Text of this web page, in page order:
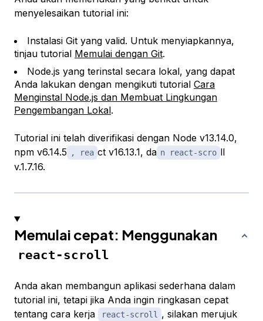
menyelesaikan tutorial ini:
Instalasi Git yang valid. Untuk menyiapkannya,
tinjau tutorial Memulai dengan Git.
Node.js yang terinstal secara lokal, yang dapat
Anda lakukan dengan mengikuti tutorial Cara
Menginstal Node.js dan Membuat Lingkungan
Pengembangan Lokal.
Tutorial ini telah diverifikasi dengan Node v13.14.0,
npm v6.14.5
, rea ct v16.13.1, da n react-scro ll
v.1.7.16.
Memulai cepat: Menggunakan
react-scroll
Anda akan membangun aplikasi sederhana dalam
tutorial ini, tetapi jika Anda ingin ringkasan cepat
tentang cara kerja
react-scroll , silakan merujuk